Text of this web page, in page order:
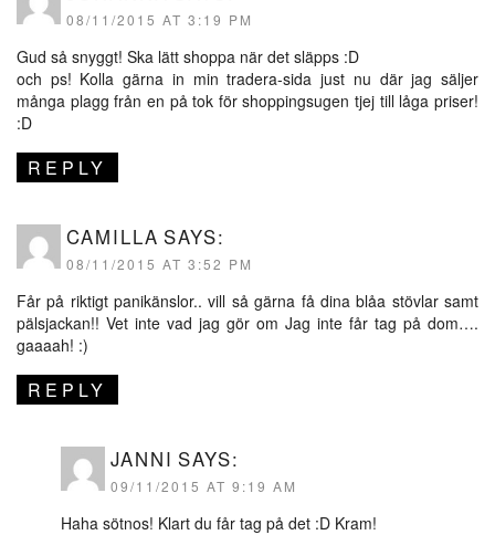
08/11/2015 AT 3:19 PM
Gud så snyggt! Ska lätt shoppa när det släpps :D
och ps! Kolla gärna in min tradera-sida just nu där jag säljer
många plagg från en på tok för shoppingsugen tjej till låga priser!
:D
REPLY
CAMILLA SAYS:
08/11/2015 AT 3:52 PM
Får på riktigt panikänslor.. vill så gärna få dina blåa stövlar samt
pälsjackan!! Vet inte vad jag gör om Jag inte får tag på dom….
gaaaah! :)
REPLY
JANNI SAYS:
09/11/2015 AT 9:19 AM
Haha sötnos! Klart du får tag på det :D Kram!